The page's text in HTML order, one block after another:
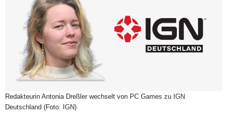
Redakteurin Antonia Dreßler wechselt von PC Games zu IGN
Deutschland (Foto: IGN)